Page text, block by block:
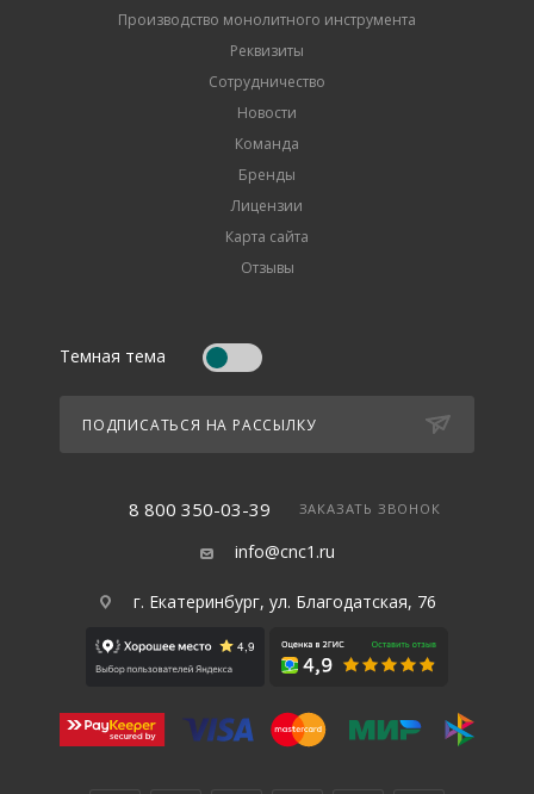
Производство монолитного инструмента
Реквизиты
Сотрудничество
Новости
Команда
Бренды
Лицензии
Карта сайта
Отзывы
Темная тема
ПОДПИСАТЬСЯ НА РАССЫЛКУ
8 800 350-03-39 ЗАКАЗАТЬ ЗВОНОК
info@cnc1.ru
г. Екатеринбург, ул. Благодатская, 76